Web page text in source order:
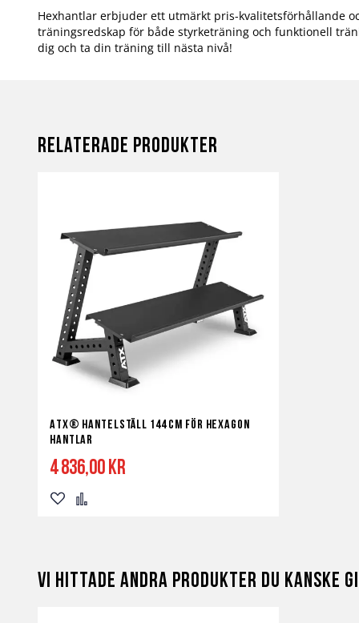
Hexhantlar erbjuder ett utmärkt pris-kvalitetsförhållande
träningsredskap för både styrketräning och funktionell
dig och ta din träning till nästa nivå!
Relaterade produkter
ATX® Hantelställ 144 cm för Hexagon
hantlar
4 836,00 kr
Lägg
önskelista
Lägg
jämför
Vi hittade andra produkter du kanske